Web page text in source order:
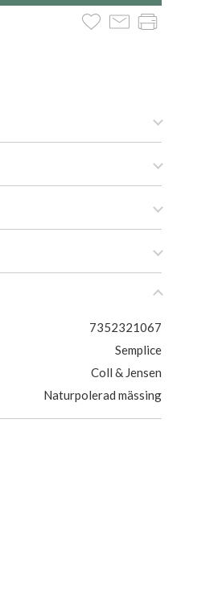
7352321067
Semplice
Coll & Jensen
Naturpolerad mässing